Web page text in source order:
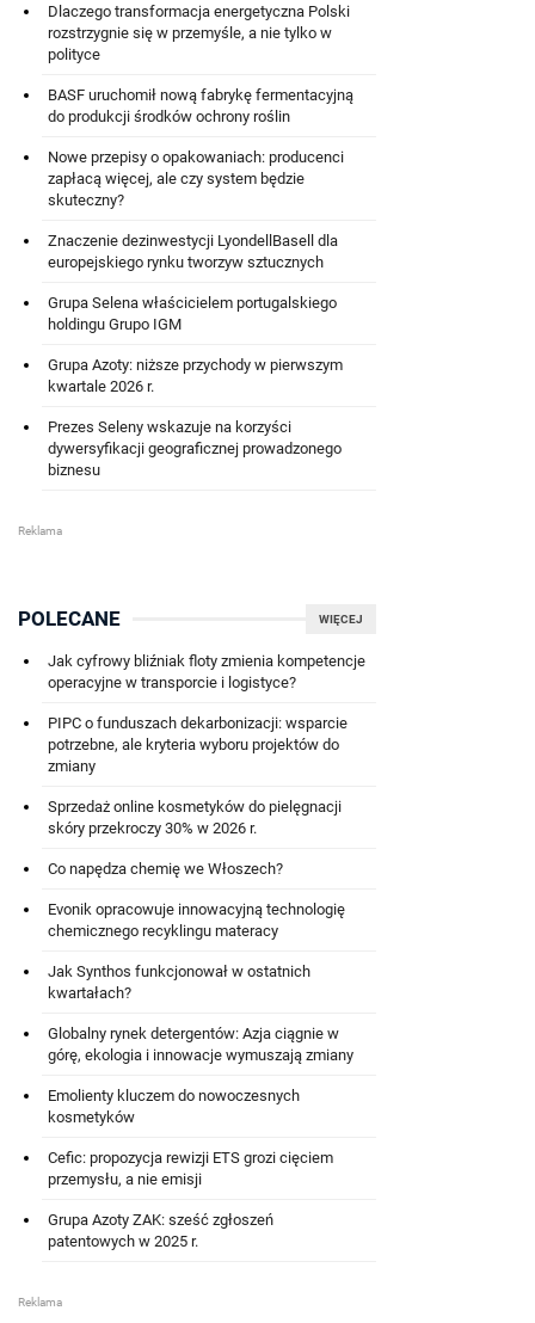
Dlaczego transformacja energetyczna Polski
rozstrzygnie się w przemyśle, a nie tylko w
polityce
BASF uruchomił nową fabrykę fermentacyjną
do produkcji środków ochrony roślin
Nowe przepisy o opakowaniach: producenci
zapłacą więcej, ale czy system będzie
skuteczny?
Znaczenie dezinwestycji LyondellBasell dla
europejskiego rynku tworzyw sztucznych
Grupa Selena właścicielem portugalskiego
holdingu Grupo IGM
Grupa Azoty: niższe przychody w pierwszym
kwartale 2026 r.
Prezes Seleny wskazuje na korzyści
dywersyfikacji geograficznej prowadzonego
biznesu
WIĘCEJ
POLECANE
Jak cyfrowy bliźniak floty zmienia kompetencje
operacyjne w transporcie i logistyce?
PIPC o funduszach dekarbonizacji: wsparcie
potrzebne, ale kryteria wyboru projektów do
zmiany
Sprzedaż online kosmetyków do pielęgnacji
skóry przekroczy 30% w 2026 r.
Co napędza chemię we Włoszech?
Evonik opracowuje innowacyjną technologię
chemicznego recyklingu materacy
Jak Synthos funkcjonował w ostatnich
kwartałach?
Globalny rynek detergentów: Azja ciągnie w
górę, ekologia i innowacje wymuszają zmiany
Emolienty kluczem do nowoczesnych
kosmetyków
Cefic: propozycja rewizji ETS grozi cięciem
przemysłu, a nie emisji
Grupa Azoty ZAK: sześć zgłoszeń
patentowych w 2025 r.